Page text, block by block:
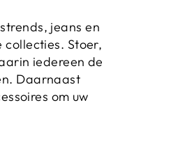
jeans en
Stoer,
iedereen de
Daarnaast
om uw